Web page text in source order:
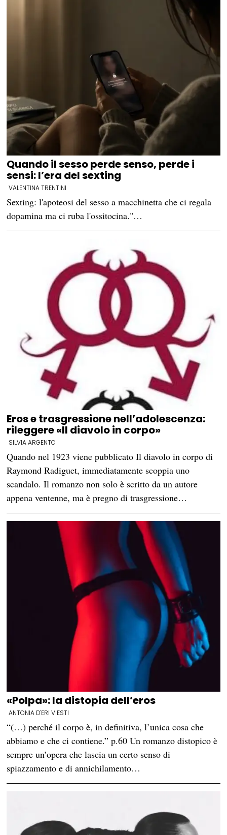
Quando il sesso perde senso, perde i
sensi: l’era del sexting
VALENTINA TRENTINI
Sexting: l'apoteosi del sesso a macchinetta che ci regala
dopamina ma ci ruba l'ossitocina."…
Eros e trasgressione nell’adolescenza:
rileggere «Il diavolo in corpo»
SILVIA ARGENTO
Quando nel 1923 viene pubblicato Il diavolo in corpo di
Raymond Radiguet, immediatamente scoppia uno
scandalo. Il romanzo non solo è scritto da un autore
appena ventenne, ma è pregno di trasgressione…
«Polpa»: la distopia dell’eros
ANTONIA D'ERI VIESTI
“(…) perché il corpo è, in definitiva, l’unica cosa che
abbiamo e che ci contiene.” p.60 Un romanzo distopico è
sempre un’opera che lascia un certo senso di
spiazzamento e di annichilamento…